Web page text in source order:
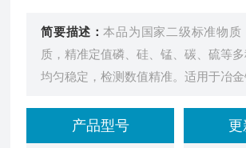
简要描述：本品为国家二级标准物质
质，精准定值磷、硅、锰、碳、硫等
均匀稳定，检测数值精准。适用于冶
对及实验室日常质量管控。
产品型号 更